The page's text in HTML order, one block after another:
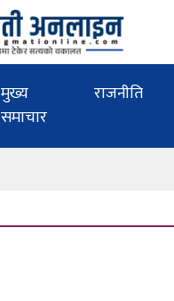
मुख्य
समाचार
राजनीति